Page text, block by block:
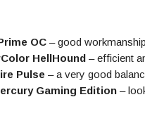
OC – good
HellHound – efficient
Pulse – a very good
Gaming Edition –